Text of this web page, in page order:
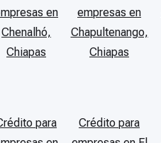
en
Chenalhó,
Chiapas
empresas en
Chapultenango,
Chiapas
para
Crédito para